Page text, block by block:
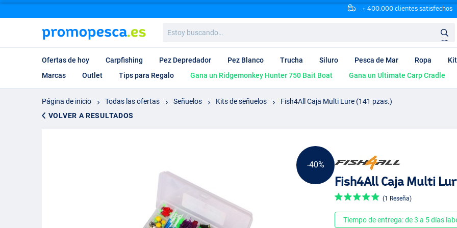
+ 400.000 clientes satisfechos
buscando…
en
Ofertas de hoy Carpfishing Pez Depredador Pez Blanco Trucha Siluro Pesca de Mar Ropa
Marcas
Outlet Tips para Regalo Gana un Ridgemonkey Hunter 750 Bait Boat Gana un Ultimate Carp Cradle
Página de inicio Todas las ofertas Señuelos Kits de señuelos
Fish4All Caja Multi Lure (141 pzas.)
VOLVER A RESULTADOS
-40%
Fish4All Caja Multi
(1 Reseña)
Tiempo de entrega: de 3 a 5 días